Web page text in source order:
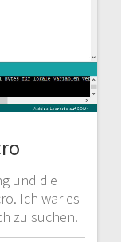
und die
Ich war es
zu suchen.